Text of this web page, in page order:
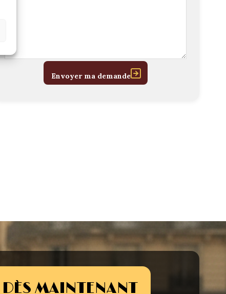
Envoyer ma demande
MAINTENANT